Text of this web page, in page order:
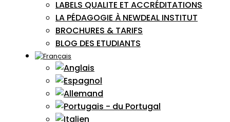
LABELS QUALITE ET ACCRÉDITATIONS
LA PÉDAGOGIE À NEWDEAL INSTITUT
BROCHURES & TARIFS
BLOG DES ETUDIANTS